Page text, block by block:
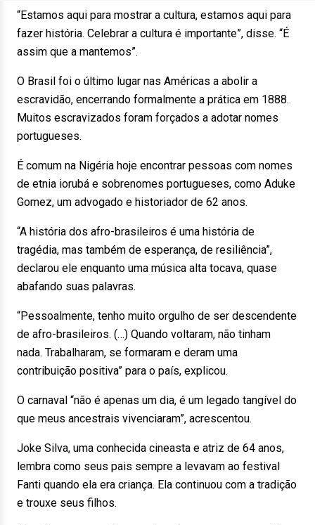
“Estamos aqui para mostrar a cultura, estamos aqui para
fazer história. Celebrar a cultura é importante”, disse. “É
assim que a mantemos”.
O Brasil foi o último lugar nas Américas a abolir a
escravidão, encerrando formalmente a prática em 1888.
Muitos escravizados foram forçados a adotar nomes
portugueses.
É comum na Nigéria hoje encontrar pessoas com nomes
de etnia iorubá e sobrenomes portugueses, como Aduke
Gomez, um advogado e historiador de 62 anos.
“A história dos afro-brasileiros é uma história de
tragédia, mas também de esperança, de resiliência”,
declarou ele enquanto uma música alta tocava, quase
abafando suas palavras.
“Pessoalmente, tenho muito orgulho de ser descendente
de afro-brasileiros. (…) Quando voltaram, não tinham
nada. Trabalharam, se formaram e deram uma
contribuição positiva” para o país, explicou.
O carnaval “não é apenas um dia, é um legado tangível do
que meus ancestrais vivenciaram”, acrescentou.
Joke Silva, uma conhecida cineasta e atriz de 64 anos,
lembra como seus pais sempre a levavam ao festival
Fanti quando ela era criança. Ela continuou com a tradição
e trouxe seus filhos.